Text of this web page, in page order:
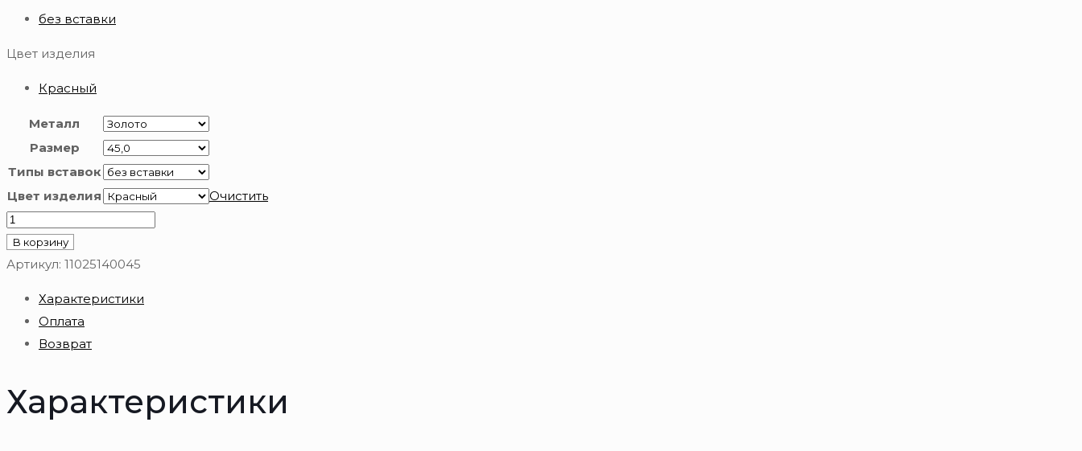
без вставки
Цвет изделия
Красный
Металл
Размер
Типы вставок
Цвет изделия
Очистить
Количество
товара
Цепь
пробы
В корзину
Артикул: 11025140045
Характеристики
Оплата
Возврат
Характеристики